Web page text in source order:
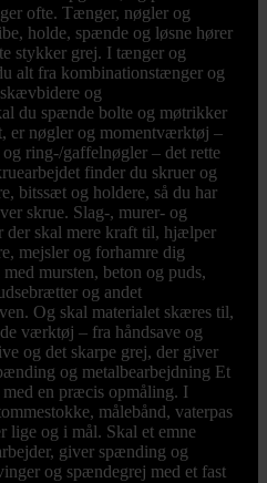
ofte. Tænger, nøgler og
holde, spænde og løsne hører
stykker grej. I tænger og
alt fra kombinationstænger og
og
du spænde bolte og møtrikker
er nøgler og momentværktøj –
ring-/gaffelnøgler – det rette
finder du skruer og
bitssæt og holdere, så du har
skrue. Slag-, murer- og
skal mere kraft til, hjælper
mejsler og forhamre dig
mursten, beton og puds,
og andet
Og skal materialet skæres til,
værktøj – fra håndsave og
og det skarpe grej, der giver
og metalbearbejdning Et
en præcis opmåling. I
målebånd, vaterpas
lige og i mål. Skal et emne
giver spænding og
og spændegrej med et fast